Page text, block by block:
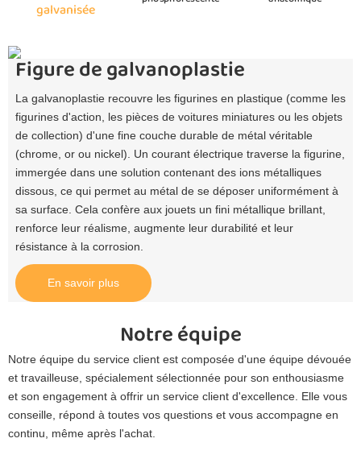
galvanisée
Figure de galvanoplastie
La galvanoplastie recouvre les figurines en plastique (comme les
figurines d'action, les pièces de voitures miniatures ou les objets
de collection) d'une fine couche durable de métal véritable
(chrome, or ou nickel). Un courant électrique traverse la figurine,
immergée dans une solution contenant des ions métalliques
dissous, ce qui permet au métal de se déposer uniformément à
sa surface. Cela confère aux jouets un fini métallique brillant,
renforce leur réalisme, augmente leur durabilité et leur
résistance à la corrosion.
En savoir plus
Notre équipe
Notre équipe du service client est composée d'une équipe dévouée
et travailleuse, spécialement sélectionnée pour son enthousiasme
et son engagement à offrir un service client d'excellence. Elle vous
conseille, répond à toutes vos questions et vous accompagne en
continu, même après l'achat.